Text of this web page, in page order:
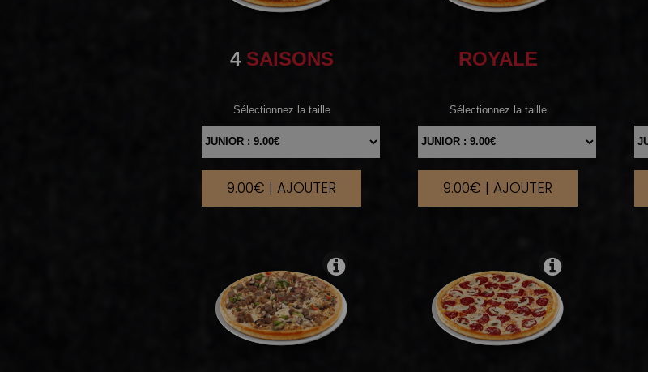
4SAISONS
Sélectionnez la taille
|
9.00€ | AJOUTER
ROYALE
Sélectionnez la taille
|
9.00€ | AJOUTER